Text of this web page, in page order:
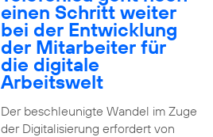
einen Schritt weiter
bei der Entwicklung
der Mitarbeiter für
die digitale
Arbeitswelt
Der beschleunigte Wandel im Zuge
der Digitalisierung erfordert von